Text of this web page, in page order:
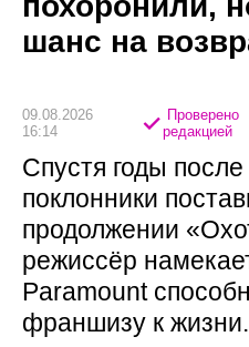
шанс на
09.08.2026
16:14
Проверено
редакцией
Спустя годы после
поклонники
продолжении
режиссёр
Paramount
франшизу к жизни.